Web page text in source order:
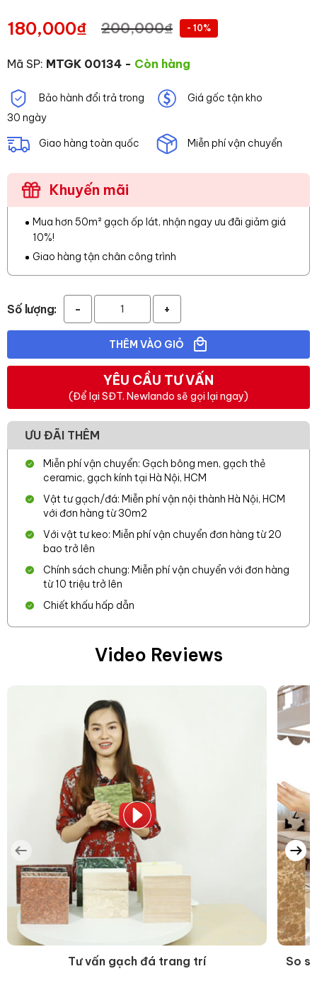
180,000₫ 200,000₫ - 10%
Mã SP: MTGK 00134 - Còn hàng
Bảo hành đổi trả trong
30 ngày
Giá gốc tận kho
Giao hàng toàn quốc Miễn phí vận chuyển
Khuyến mãi
Mua hơn 50m² gạch ốp lát, nhận ngay ưu đãi giảm giá
10%!
Giao hàng tận chân công trình
Số lượng: - +
THÊM VÀO GIỎ
YÊU CẦU TƯ VẤN
(Để lại SĐT. Newlando sẽ gọi lại ngay)
ƯU ĐÃI THÊM
Miễn phí vận chuyển: Gạch bông men, gạch thẻ
ceramic, gạch kính tại Hà Nội, HCM
Vật tư gạch/đá: Miễn phí vận nội thành Hà Nội, HCM
với đơn hàng từ 30m2
Với vật tư keo: Miễn phí vận chuyển đơn hàng từ 20
bao trở lên
Chính sách chung: Miễn phí vận chuyển với đơn hàng
từ 10 triệu trở lên
Chiết khấu hấp dẫn
Video Reviews
Tư vấn gạch đá trang trí So